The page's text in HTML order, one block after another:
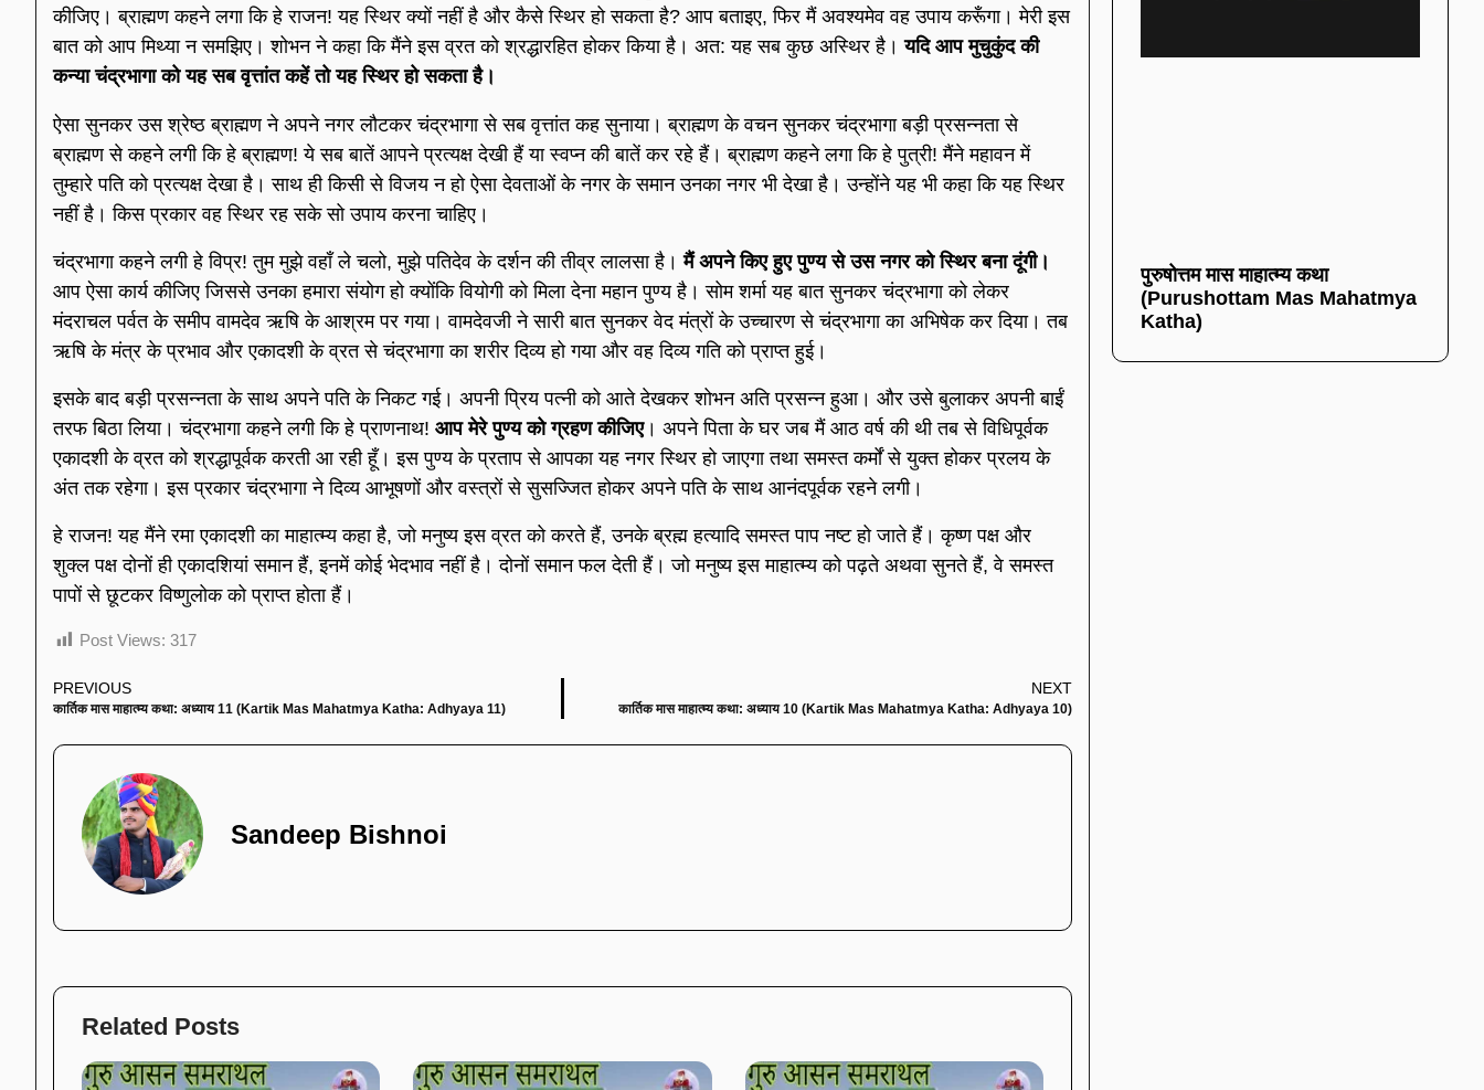
कीजिए। ब्राह्मण कहने लगा कि हे राजन! यह स्थिर क्यों नहीं है और कैसे स्थिर हो सकता है? आप बताइए, फिर मैं अवश्यमेव वह उपाय करूँगा। मेरी इस
बात को आप मिथ्या न समझिए। शोभन ने कहा कि मैंने इस व्रत को श्रद्धारहित होकर किया है। अत: यह सब कुछ अस्थिर है।यदि आप मुचुकुंद की
कन्या चंद्रभागा को यह सब वृत्तांत कहें तो यह स्थिर हो सकता है।
ऐसा सुनकर उस श्रेष्ठ ब्राह्मण ने अपने नगर लौटकर चंद्रभागा से सब वृत्तांत कह सुनाया। ब्राह्मण के वचन सुनकर चंद्रभागा बड़ी प्रसन्नता से
ब्राह्मण से कहने लगी कि हे ब्राह्मण! ये सब बातें आपने प्रत्यक्ष देखी हैं या स्वप्न की बातें कर रहे हैं। ब्राह्मण कहने लगा कि हे पुत्री! मैंने महावन में
तुम्हारे पति को प्रत्यक्ष देखा है। साथ ही किसी से विजय न हो ऐसा देवताओं के नगर के समान उनका नगर भी देखा है। उन्होंने यह भी कहा कि यह स्थिर
नहीं है। किस प्रकार वह स्थिर रह सके सो उपाय करना चाहिए।
चंद्रभागा कहने लगी हे विप्र! तुम मुझे वहाँ ले चलो, मुझे पतिदेव के दर्शन की तीव्र लालसा है।मैं अपने किए हुए पुण्य से उस नगर को स्थिर बना दूंगी।
आप ऐसा कार्य कीजिए जिससे उनका हमारा संयोग हो क्योंकि वियोगी को मिला देना महान पुण्य है। सोम शर्मा यह बात सुनकर चंद्रभागा को लेकर
मंदराचल पर्वत के समीप वामदेव ऋषि के आश्रम पर गया। वामदेवजी ने सारी बात सुनकर वेद मंत्रों के उच्चारण से चंद्रभागा का अभिषेक कर दिया। तब
ऋषि के मंत्र के प्रभाव और एकादशी के व्रत से चंद्रभागा का शरीर दिव्य हो गया और वह दिव्य गति को प्राप्त हुई।
इसके बाद बड़ी प्रसन्नता के साथ अपने पति के निकट गई। अपनी प्रिय पत्नी को आते देखकर शोभन अति प्रसन्न हुआ। और उसे बुलाकर अपनी बाईं
तरफ बिठा लिया। चंद्रभागा कहने लगी कि हे प्राणनाथ! आप मेरे पुण्य को ग्रहण कीजिए। अपने पिता के घर जब मैं आठ वर्ष की थी तब से विधिपूर्वक
एकादशी के व्रत को श्रद्धापूर्वक करती आ रही हूँ। इस पुण्य के प्रताप से आपका यह नगर स्थिर हो जाएगा तथा समस्त कर्मों से युक्त होकर प्रलय के
अंत तक रहेगा। इस प्रकार चंद्रभागा ने दिव्य आभू‍षणों और वस्त्रों से सुसज्जित होकर अपने पति के साथ आनंदपूर्वक रहने लगी।
हे राजन! यह मैंने रमा एकादशी का माहात्म्य कहा है, जो मनुष्य इस व्रत को करते हैं, उनके ब्रह्म हत्यादि समस्त पाप नष्ट हो जाते हैं। कृष्ण पक्ष और
शुक्ल पक्ष दोनों ही एका‍दशियां समान हैं, इनमें कोई भेदभाव नहीं है। दोनों समान फल देती हैं। जो मनुष्य इस माहात्म्य को पढ़ते अथवा सुनते हैं, वे समस्त
पापों से छूटकर विष्णुलोक को प्राप्त होता हैं।
Post Views: 317
PREVIOUS
कार्तिक मास माहात्म्य कथा: अध्याय 11 (Kartik Mas Mahatmya Katha: Adhyaya 11)
NEXT
कार्तिक मास माहात्म्य कथा: अध्याय 10 (Kartik Mas Mahatmya Katha: Adhyaya 10)
Sandeep Bishnoi
Related Posts
पुरुषोत्तम मास माहात्म्य कथा
(Purushottam Mas Mahatmya
Katha)